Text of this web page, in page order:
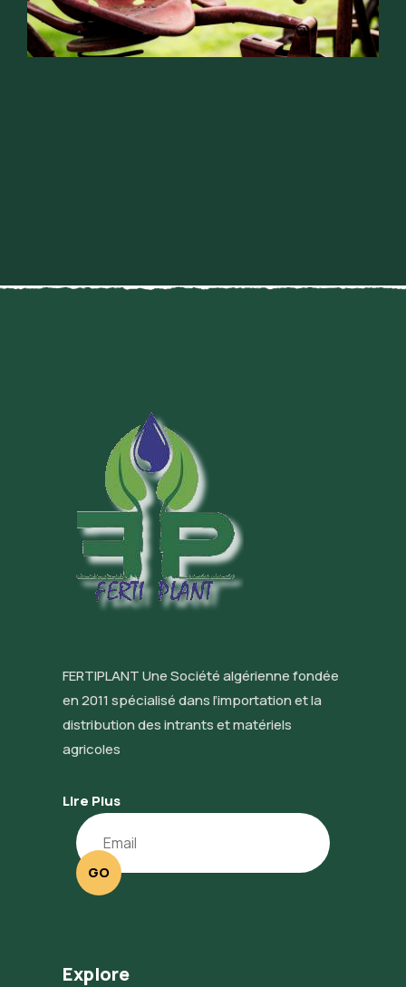
FERTIPLANT Une Société algérienne fondée
en 2011 spécialisé dans l’importation et la
distribution des intrants et matériels
agricoles
Lire Plus
GO
Explore